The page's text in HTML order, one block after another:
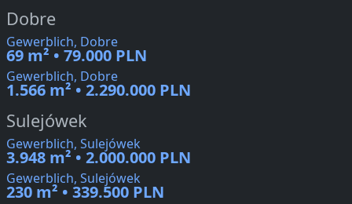
Dobre
Gewerblich, Dobre
69 m² • 79.000 PLN
Gewerblich, Dobre
1.566 m² • 2.290.000 PLN
Sulejówek
Gewerblich, Sulejówek
3.948 m² • 2.000.000 PLN
Gewerblich, Sulejówek
230 m² • 339.500 PLN